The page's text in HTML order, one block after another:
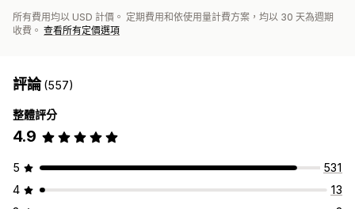
所有費用均以 USD 計價。 定期費用和依使用量計費方案，均以 30 天為週期
收費。 查看所有定價選項
評論(557)
整體評分
4.9
5
531
4
13